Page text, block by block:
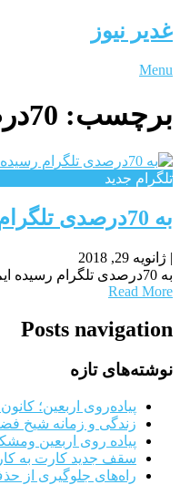
غدیر نیوز
Menu
برچسب: 70درصدی نمی
تلگرام جدید
به 70درصدی تلگرام رسیده ایم و این شاهکار است/ بهائی به آی تی در ایران داده نمی شود
| ژانویه 29, 2018
به 70درصدی تلگرام رسیده ایم و این شاهکار است/ بهائی به آی تی در ایران داده نمی شودمحمد رسول کاظمی اظهار داشت: گر بخواهیم در نظر بگیریم که
Read More
Posts navigation
نوشته‌های تازه
پیاده‌روی اربعین؛
زندگی و زمانه شیخ
پیاده روی اربعین
سقف جدید کارت به
راه‌های جلوگیری از